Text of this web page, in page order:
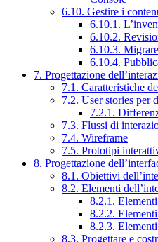
6.10. Gestire i
6.10.1.
6.10.2.
6.10.3.
6.10.4.
7. Progettazione
7.1. Caratteristiche
7.2. User stories per
7.2.1.
7.3. Flussi di
7.4. Wireframe
7.5. Prototipi
8. Progettazione
8.1. Obiettivi
8.2. Elementi
8.2.1.
8.2.2.
8.2.3.
8.3. Progettare e